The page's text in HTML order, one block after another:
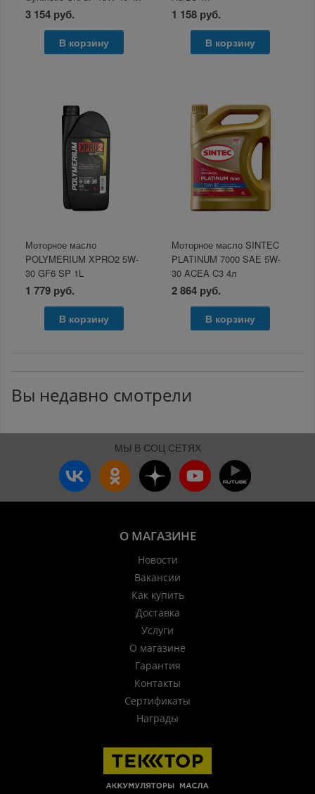
3 154 руб.
В корзину
1 158 руб.
В корзину
Моторное масло
POLYMERIUM XPRO2 5W-
30 GF6 SP 1L
1 779 руб.
В корзину
Моторное масло SINTEC
PLATINUM 7000 SAE 5W-
30 ACEA C3 4л
2 864 руб.
В корзину
Вы недавно смотрели
МЫ В СОЦ СЕТЯХ
О МАГАЗИНЕ
Новости
Вакансии
Как купить
Доставка
Услуги
О магазине
Гарантия
Контакты
Сертификаты
Награды